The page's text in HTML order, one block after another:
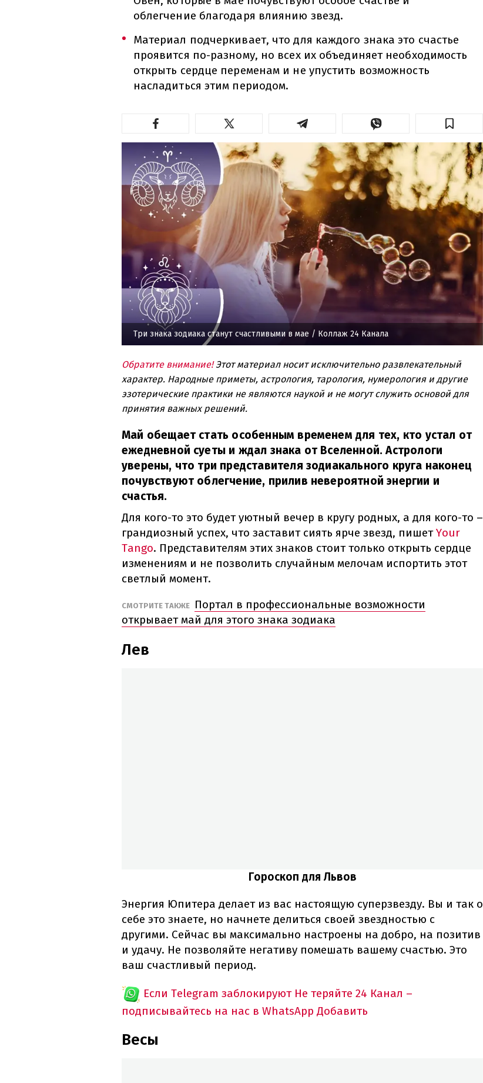
облегчение благодаря влиянию звезд.
Материал подчеркивает, что для каждого знака это счастье
проявится по-разному, но всех их объединяет необходимость
открыть сердце переменам и не упустить возможность
насладиться этим периодом.
Три знака зодиака станут счастливыми в мае / Коллаж 24 Канала
Обратите внимание!Этот материал носит исключительно развлекательный
характер. Народные приметы, астрология, тарология, нумерология и другие
эзотерические практики не являются наукой и не могут служить основой для
принятия важных решений.
Май обещает стать особенным временем для тех, кто устал от
ежедневной суеты и ждал знака от Вселенной. Астрологи
уверены, что три представителя зодиакального круга наконец
почувствуют облегчение, прилив невероятной энергии и
счастья.
Для кого-то это будет уютный вечер в кругу родных, а для кого-то –
грандиозный успех, что заставит сиять ярче звезд, пишетYour
Tango. Представителям этих знаков стоит только открыть сердце
изменениям и не позволить случайным мелочам испортить этот
светлый момент.
СМОТРИТЕ ТАКЖЕ
Портал в профессиональные возможности
открывает май для этого знака зодиака
Лев
Гороскоп для Львов
Энергия Юпитера делает из вас настоящую суперзвезду. Вы и так о
себе это знаете, но начнете делиться своей звездностью с
другими. Сейчас вы максимально настроены на добро, на позитив
и удачу. Не позволяйте негативу помешать вашему счастью. Это
ваш счастливый период.
Если Telegram заблокируют Не теряйте 24 Канал –
подписывайтесь на нас в WhatsApp Добавить
Весы